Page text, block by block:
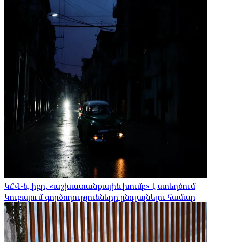
ԿՀՎ-ն, իբր, «աշխատանքային խումբ» է ստեղծում
Կուբայում գործողությունները ընդլայնելու համար